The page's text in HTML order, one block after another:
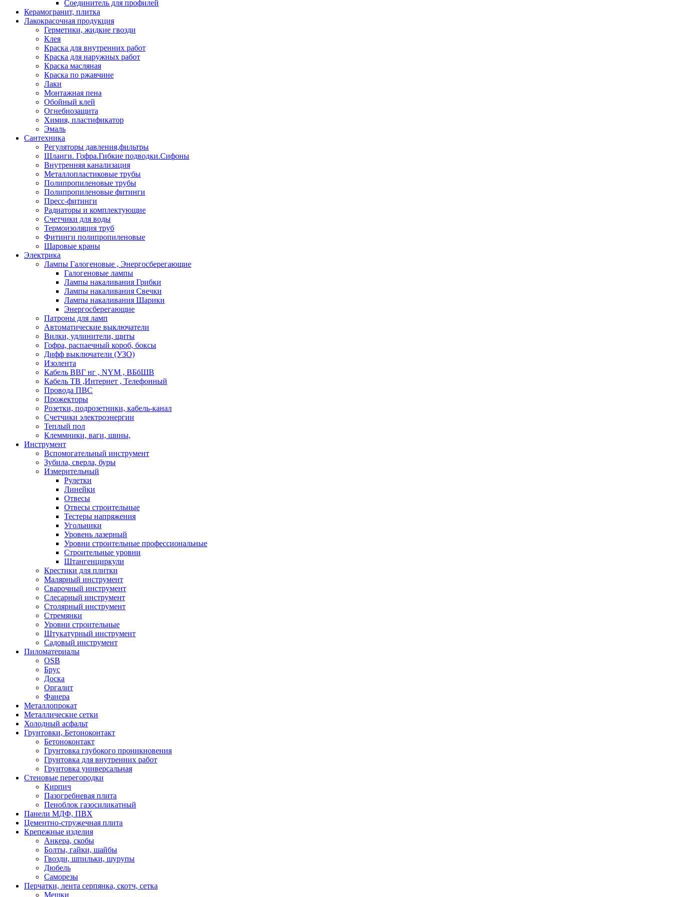
Соединитель для профилей
Керамогранит, плитка
Лакокрасочная продукция
Герметики, жидкие гвозди
Клея
Краска для внутренних работ
Краска для наружных работ
Краска масляная
Краска по ржавчине
Лаки
Монтажная пена
Обойный клей
Огнебиозащита
Химия, пластификатор
Эмаль
Сантехника
Регуляторы давления,фильтры
Шланги. Гофра.Гибкие подводки.Сифоны
Внутренняя канализация
Металлопластиковые трубы
Полипропиленовые трубы
Полипропиленовые фитинги
Пресс-фитинги
Радиаторы и комплектующие
Счетчики для воды
Термоизоляция труб
Фитинги полипропиленовые
Шаровые краны
Электрика
Лампы Галогеновые , Энергосберегающие
Галогеновые лампы
Лампы накаливания Грибки
Лампы накаливания Свечки
Лампы накаливания Шарики
Энергосберегающие
Патроны для ламп
Автоматические выключатели
Вилки, удлинители, щиты
Гофра, распаечный короб, боксы
Дифф выключатели (УЗО)
Изолента
Кабель ВВГ нг , NYM , ВБбШВ
Кабель ТВ ,Интернет , Телефонный
Провода ПВС
Прожекторы
Розетки, подрозетники, кабель-канал
Счетчики электроэнергии
Теплый пол
Клеммники, ваги, шины,
Инструмент
Вспомогательный инструмент
Зубила, сверла, буры
Измерительный
Рулетки
Линейки
Отвесы
Отвесы строительные
Тестеры напряжения
Угольники
Уровень лазерный
Уровни строительные профессиональные
Строительные уровни
Штангенциркули
Крестики для плитки
Малярный инструмент
Сварочный инструмент
Слесарный инструмент
Столярный инструмент
Стремянки
Уровни строительные
Штукатурный инструмент
Садовый инструмент
Пиломатериалы
OSB
Брус
Доска
Оргалит
Фанера
Металлопрокат
Металлические сетки
Холодный асфальт
Грунтовки, Бетоноконтакт
Бетоноконтакт
Грунтовка глубокого проникновения
Грунтовка для внутренних работ
Грунтовка универсальная
Стеновые перегородки
Кирпич
Пазогребневая плита
Пеноблок газосиликатный
Панели МДФ, ПВХ
Цементно-стружечная плита
Крепежные изделия
Анкера, скобы
Болты, гайки, шайбы
Гвозди, шпильки, шурупы
Дюбель
Саморезы
Перчатки, лента серпянка, скотч, сетка
Мешки